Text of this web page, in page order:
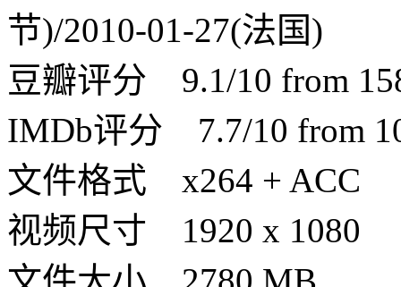
节)/2010-01-27(法国)
豆瓣评分 9.1/10 from
IMDb评分 7.7/10 from
文件格式 x264 + ACC
视频尺寸 1920 x 1080